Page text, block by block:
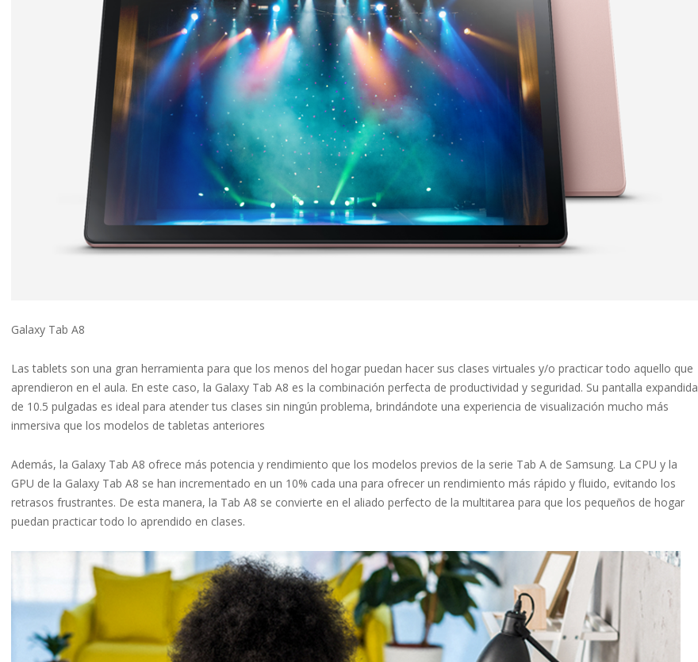
Galaxy Tab A8
Las tablets son una gran herramienta para que los menos del hogar puedan hacer sus clases virtuales y/o practicar todo aquello que
aprendieron en el aula. En este caso, la Galaxy Tab A8 es la combinación perfecta de productividad y seguridad. Su pantalla expandida
de 10.5 pulgadas es ideal para atender tus clases sin ningún problema, brindándote una experiencia de visualización mucho más
inmersiva que los modelos de tabletas anteriores
Además, la Galaxy Tab A8 ofrece más potencia y rendimiento que los modelos previos de la serie Tab A de Samsung. La CPU y la
GPU de la Galaxy Tab A8 se han incrementado en un 10% cada una para ofrecer un rendimiento más rápido y fluido, evitando los
retrasos frustrantes. De esta manera, la Tab A8 se convierte en el aliado perfecto de la multitarea para que los pequeños de hogar
puedan practicar todo lo aprendido en clases.